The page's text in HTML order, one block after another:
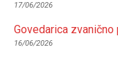
17/06/2026
Govedarica
16/06/2026